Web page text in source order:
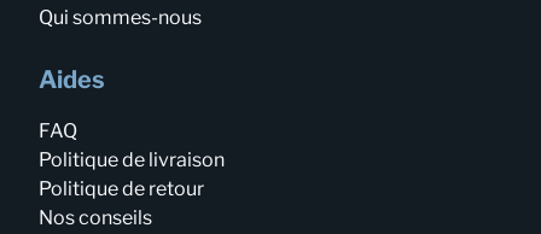
Qui sommes-nous
Aides
FAQ
Politique de livraison
Politique de retour
Nos conseils